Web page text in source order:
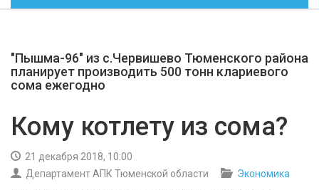
ОБЩЕСТВО
КУЛЬТУРА
БЕЗОПАСНОСТЬ
"Пышма-96" из с.Червишево Тюменского района
планирует производить 500 тонн клариевого
сома ежегодно
Кому котлету из сома?
21 декабря 2018, 10:00
Департамент АПК Тюменской области
Экономика